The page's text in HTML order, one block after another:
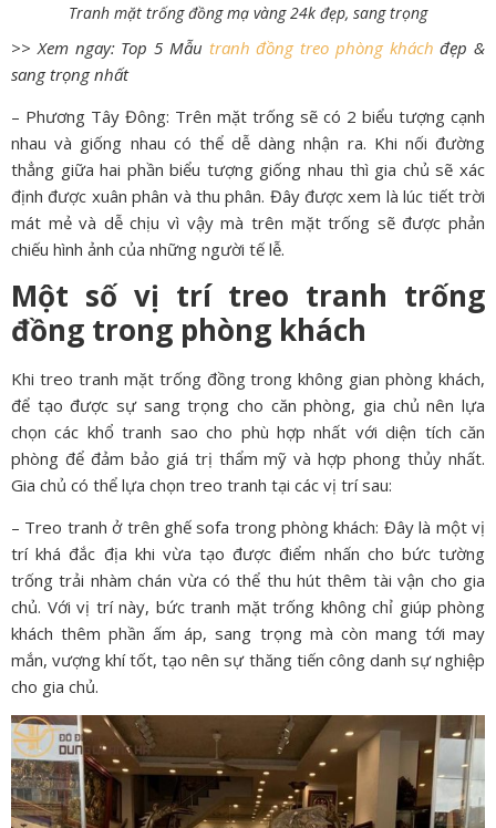
Tranh mặt trống đồng mạ vàng 24k đẹp, sang trọng
>> Xem ngay: Top 5 Mẫu tranh đồng treo phòng khách đẹp &
sang trọng nhất
– Phương Tây Đông: Trên mặt trống sẽ có 2 biểu tượng cạnh
nhau và giống nhau có thể dễ dàng nhận ra. Khi nối đường
thẳng giữa hai phần biểu tượng giống nhau thì gia chủ sẽ xác
định được xuân phân và thu phân. Đây được xem là lúc tiết trời
mát mẻ và dễ chịu vì vậy mà trên mặt trống sẽ được phản
chiếu hình ảnh của những người tế lễ.
Một số vị trí treo tranh trống
đồng trong phòng khách
Khi treo tranh mặt trống đồng trong không gian phòng khách,
để tạo được sự sang trọng cho căn phòng, gia chủ nên lựa
chọn các khổ tranh sao cho phù hợp nhất với diện tích căn
phòng để đảm bảo giá trị thẩm mỹ và hợp phong thủy nhất.
Gia chủ có thể lựa chọn treo tranh tại các vị trí sau:
– Treo tranh ở trên ghế sofa trong phòng khách: Đây là một vị
trí khá đắc địa khi vừa tạo được điểm nhấn cho bức tường
trống trải nhàm chán vừa có thể thu hút thêm tài vận cho gia
chủ. Với vị trí này, bức tranh mặt trống không chỉ giúp phòng
khách thêm phần ấm áp, sang trọng mà còn mang tới may
mắn, vượng khí tốt, tạo nên sự thăng tiến công danh sự nghiệp
cho gia chủ.